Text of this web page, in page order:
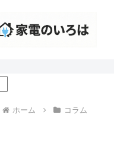
ホーム コラム